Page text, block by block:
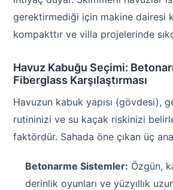
gerektirmediği için makine dairesi
kompakttır ve villa projelerinde
Havuz Kabuğu Seçimi:
Fiberglass Karşılaştırması
Havuzun kabuk yapısı (gövdesi),
rutininizi ve su kaçak riskinizi
faktördür. Sahada öne çıkan üç
Betonarme Sistemler: Özgün,
derinlik oyunları ve yüzyıllık